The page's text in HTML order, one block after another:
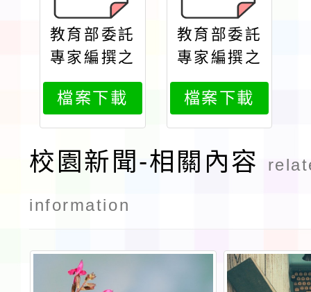
教育部委託
專家編撰之
特殊教育學
生及幼兒鑑
定辦法說明
手冊檔案
檔案下載
教育部委託
專家編撰之
特殊教育學
生及幼兒鑑
定辦法說明
手冊電子檔
案
檔案下載
校園新聞-相關內容
information